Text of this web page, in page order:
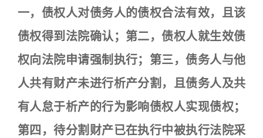
一，债权人对债务人的债权合法有效，且该
债权得到法院确认；第二，债权人就生效债
权向法院申请强制执行；第三，债务人与他
人共有财产未进行析产分割，且债务人及共
有人怠于析产的行为影响债权人实现债权；
第四，待分割财产已在执行中被执行法院采